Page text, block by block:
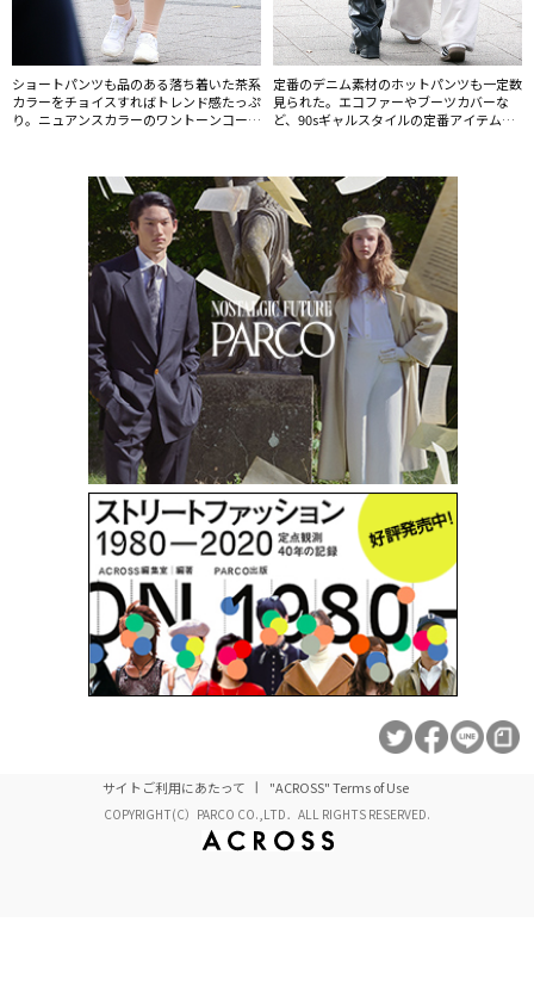
ショートパンツも品のある落ち着いた茶系
カラーをチョイスすればトレンド感たっぷ
り。ニュアンスカラーのワントーンコーデ
定番のデニム素材のホットパンツも一定数
見られた。エコファーやブーツカバーな
ど、90sギャルスタイルの定番アイテムは
サイトご利用にあたって "ACROSS" Terms of Use
COPYRIGHT(C）PARCO CO.,LTD．ALL RIGHTS RESERVED.